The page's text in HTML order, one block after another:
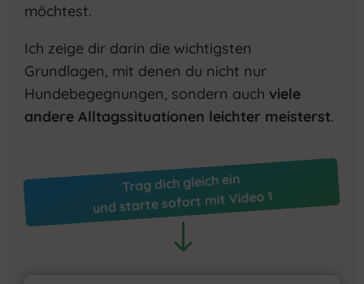
möchtest.
Ich zeige dir darin die wichtigsten
Grundlagen, mit denen du nicht nur
Hundebegegnungen, sondern auch viele
andere Alltagssituationen leichter meisterst.
Trag dich gleich ein
und starte sofort mit Video 1
"